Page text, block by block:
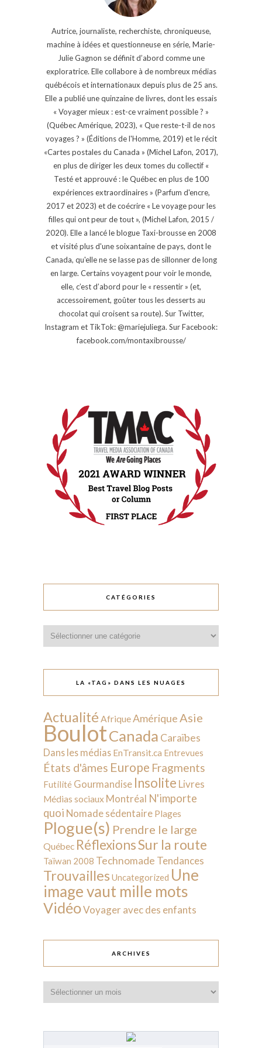
Autrice, journaliste, recherchiste, chroniqueuse,
machine à idées et questionneuse en série, Marie-
Julie Gagnon se définit d’abord comme une
exploratrice. Elle collabore à de nombreux médias
québécois et internationaux depuis plus de 25 ans.
Elle a publié une quinzaine de livres, dont les essais
« Voyager mieux : est-ce vraiment possible ? »
(Québec Amérique, 2023), « Que reste-t-il de nos
voyages ? » (Éditions de l'Homme, 2019) et le récit
«Cartes postales du Canada » (Michel Lafon, 2017),
en plus de diriger les deux tomes du collectif «
Testé et approuvé : le Québec en plus de 100
expériences extraordinaires » (Parfum d'encre,
2017 et 2023) et de coécrire « Le voyage pour les
filles qui ont peur de tout », (Michel Lafon, 2015 /
2020). Elle a lancé le blogue Taxi-brousse en 2008
et visité plus d'une soixantaine de pays, dont le
Canada, qu'elle ne se lasse pas de sillonner de long
en large. Certains voyagent pour voir le monde,
elle, c’est d’abord pour le « ressentir » (et,
accessoirement, goûter tous les desserts au
chocolat qui croisent sa route). Sur Twitter,
Instagram et TikTok: @mariejuliega. Sur Facebook:
facebook.com/montaxibrousse/
CATÉGORIES
LA «TAG» DANS LES NUAGES
Actualité AfriqueAmérique Asie
BoulotCanada Caraïbes
Dans les médias EnTransit.ca Entrevues
États d'âmes Europe Fragments
Futilité Gourmandise Insolite Livres
Médias sociaux Montréal N'importe
quoi Nomade sédentaire Plages
Plogue(s) Prendre le large
Québec RéflexionsSur la route
Taïwan 2008 Technomade Tendances
Trouvailles Uncategorized Une
image vaut mille mots
VidéoVoyager avec des enfants
ARCHIVES